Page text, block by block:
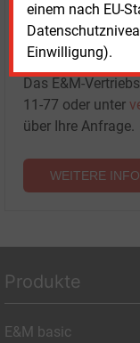
einem nach EU-
Einwilligung).
Sprechen Sie uns
E&M-Inhalten
Paketen haben.
Das E&M-
11-77 oder unter
über Ihre Anfrage.
WEITERE
Produkte
E&M basic